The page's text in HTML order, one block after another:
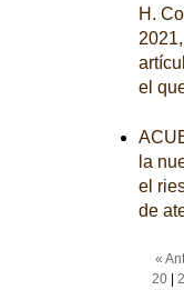
H.
el
la
el
de
«
20|